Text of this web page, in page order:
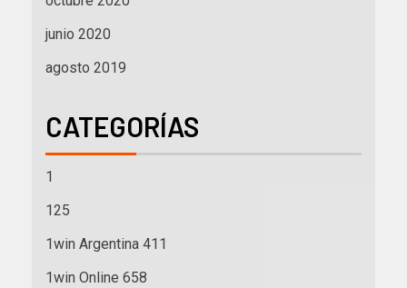
junio 2020
agosto 2019
CATEGORÍAS
1
125
1win Argentina 411
1win Online 658